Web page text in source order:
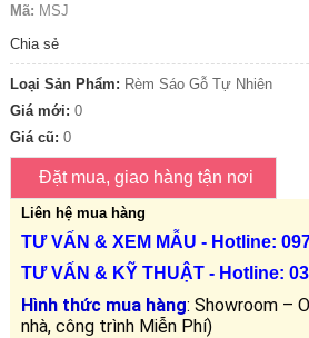
Mã: MSJ
Chia sẻ
Loại Sản Phẩm: Rèm Sáo Gỗ Tự Nhiên
Giá mới: 0
Giá cũ: 0
Liên hệ mua hàng
TƯ VẤN & XEM MẪU - Hotline:
TƯ VẤN & KỸ THUẬT- Hotline:
Hình thức mua hàng: Showroom –
nhà, công trình Miễn Phí)